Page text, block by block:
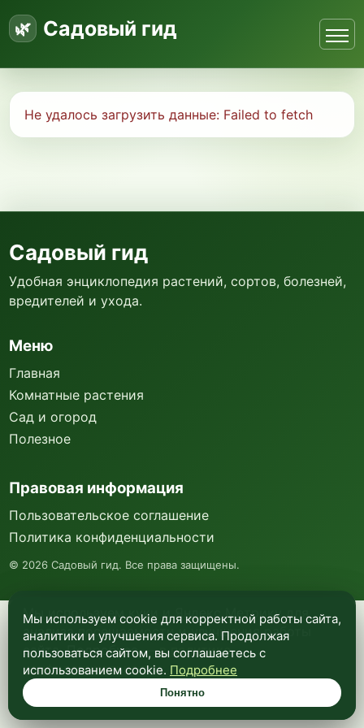
Садовый гид
Не удалось загрузить данные: Failed to fetch
Мы используем куки и Яндекс Метрику для
анализа посещаемости и улучшения работы
сайта. Подробнее —в политике
конфиденциальности.
Понятно
Садовый гид
Удобная энциклопедия растений, сортов, болезней,
вредителей и ухода.
Меню
Главная
Комнатные растения
Сад и огород
Полезное
Правовая информация
Пользовательское соглашение
Политика конфиденциальности
© 2026 Садовый гид. Все права защищены.
Мы используем cookie для корректной работы сайта,
аналитики и улучшения сервиса. Продолжая
пользоваться сайтом, вы соглашаетесь с
использованием cookie. Подробнее
Понятно